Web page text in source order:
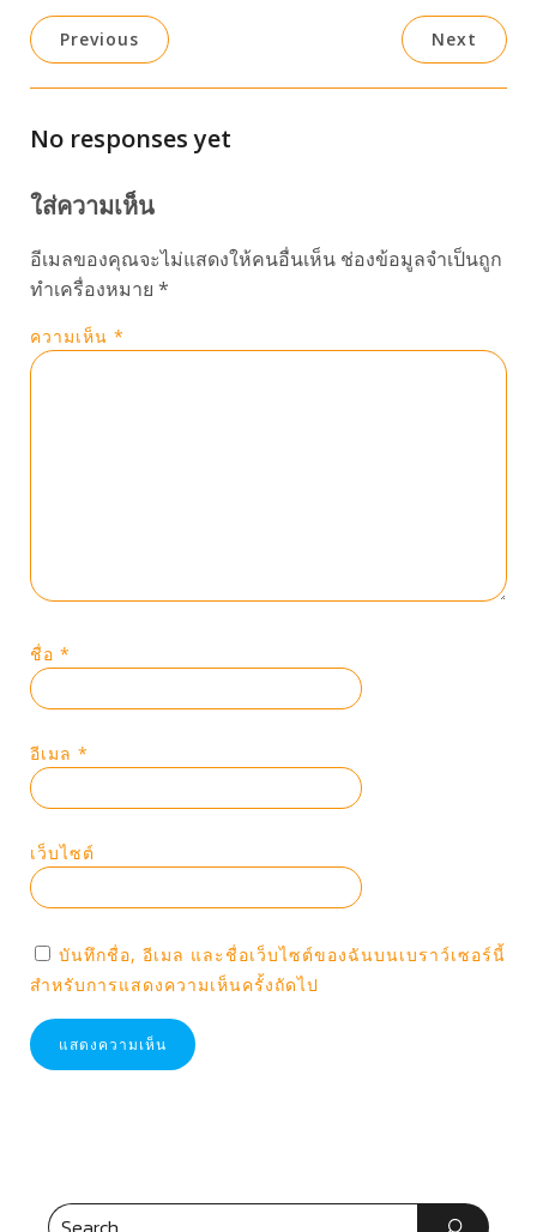
Previous Next
No responses yet
ใส่ความเห็น
อีเมลของคุณจะไม่แสดงให้คนอื่นเห็น ช่องข้อมูลจำเป็นถูก
ทำเครื่องหมาย *
ความเห็น *
ชื่อ *
อีเมล *
เว็บไซต์
บันทึกชื่อ, อีเมล และชื่อเว็บไซต์ของฉันบนเบราว์เซอร์นี้
สำหรับการแสดงความเห็นครั้งถัดไป